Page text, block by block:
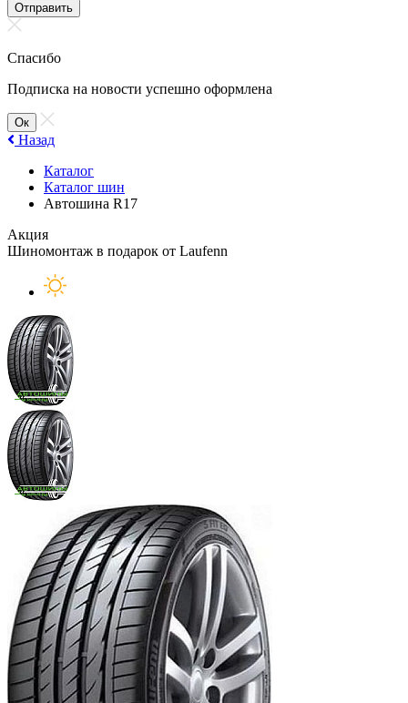
Отправить
Спасибо
Подписка на новости успешно оформлена
Ок
Назад
Каталог
Каталог шин
Автошина R17
Акция
Шиномонтаж в подарок от Laufenn